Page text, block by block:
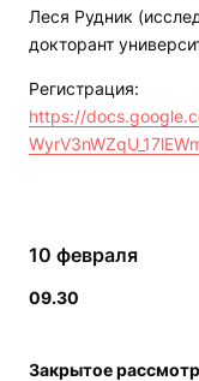
Леся Рудник
докторант
Регистрация:
https://
10 февраля
09.30
Закрытое